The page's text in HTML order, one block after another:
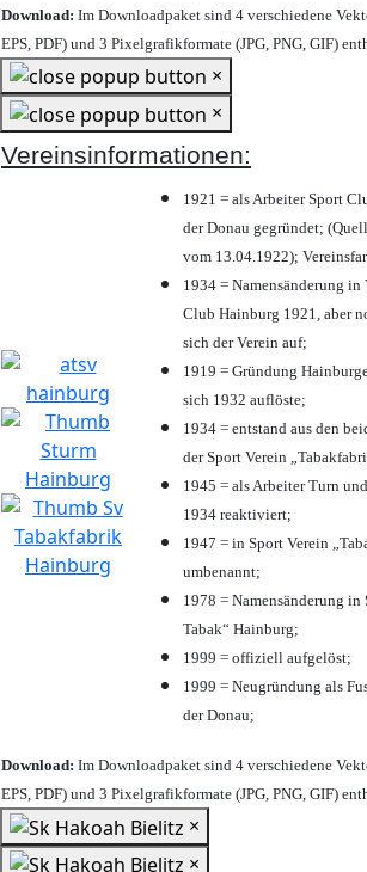
Download: Im Downloadpaket sind 4 verschiedene
EPS, PDF) und 3 Pixelgrafikformate (JPG, PNG, GIF)
×
×
Vereinsinformationen:
1921 = als Arbeiter Sport
der Donau gegründet;
vom 13.04.1922);
1934 = Namensänderung
Club Hainburg 1921, aber
sich der Verein auf;
1919 = Gründung
sich 1932 auflöste;
1934 = entstand aus den
der Sport Verein
1945 = als Arbeiter Turn
1934 reaktiviert;
1947 = in Sport Verein
umbenannt;
1978 = Namensänderung
Tabak“ Hainburg;
1999 = offiziell aufgelöst;
1999 = Neugründung als
der Donau;
Download: Im Downloadpaket sind 4 verschiedene
EPS, PDF) und 3 Pixelgrafikformate (JPG, PNG, GIF)
×
×